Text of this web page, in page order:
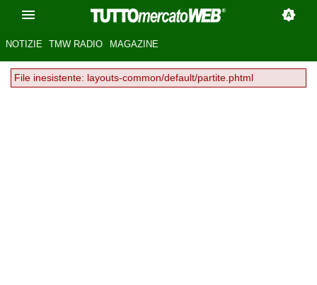
NOTIZIE TMW RADIO MAGAZINE
File inesistente: layouts-common/default/partite.phtml